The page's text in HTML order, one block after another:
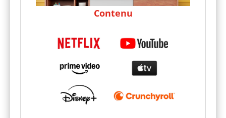
Contenu